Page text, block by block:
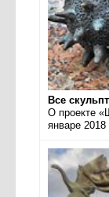
Все
О проекте
январе 2018